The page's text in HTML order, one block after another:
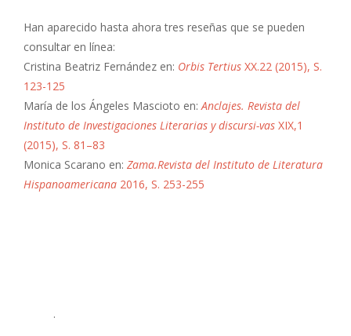
Han aparecido hasta ahora tres reseñas que se pueden
consultar en línea:
Cristina Beatriz Fernández en: Orbis Tertius XX.22 (2015), S.
123-125
María de los Ángeles Mascioto en: Anclajes. Revista del
Instituto de Investigaciones Literarias y discursi-vas XIX,1
(2015), S. 81–83
Monica Scarano en: Zama.Revista del Instituto de Literatura
Hispanoamericana 2016, S. 253-255
.